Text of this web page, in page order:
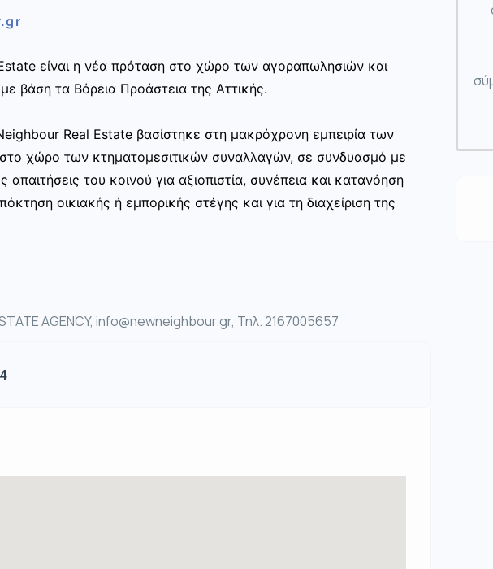
είναι η νέα πρόταση στο χώρο των αγοραπωλησιών και
βάση τα Βόρεια Προάστεια της Αττικής.
Real Estate βασίστηκε στη μακρόχρονη εμπειρία των
στο χώρο των κτηματομεσιτικών συναλλαγών, σε συνδυασμό με
του κοινού για αξιοπιστία, συνέπεια και κατανόηση
οικιακής ή εμπορικής στέγης και για τη διαχείριση της
AGENCY, info@newneighbour.gr, Τηλ. 2167005657